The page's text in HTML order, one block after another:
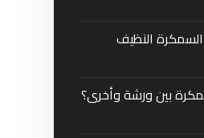
النظيف
بين ورشة وأخرى؟